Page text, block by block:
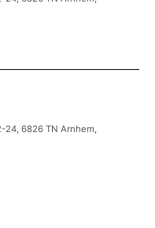
6826 TN Arnhem,